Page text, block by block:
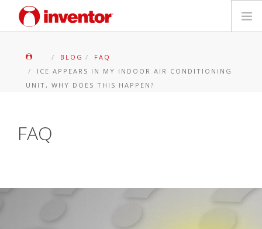
Trova un punto vendita
BLOG
FAQ
ICE APPEARS IN MY INDOOR AIR CONDITIONING
UNIT, WHY DOES THIS HAPPEN?
FAQ